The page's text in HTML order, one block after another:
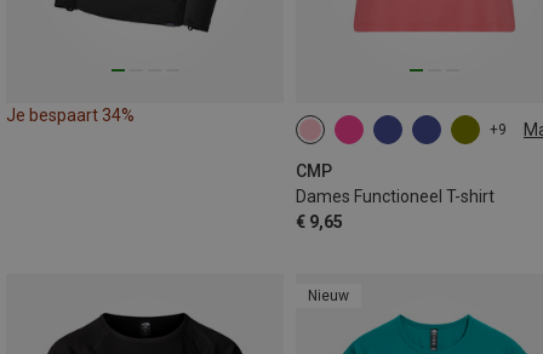
Je bespaart 34%
+9
CMP
Dames Functioneel T-shirt
€ 9,65
Nieuw